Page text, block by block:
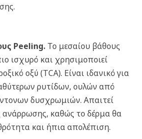
Peeling. Το μεσαίου βάθους
ισχυρό και χρησιμοποιεί
οξύ (TCA). Είναι ιδανικό για
ρυτίδων, ουλών από
δυσχρωμιών. Απαιτεί
ανάρρωσης, καθώς το δέρμα θα
και ήπια απολέπιση.